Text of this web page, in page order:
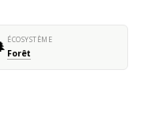
ÉCOSYSTÈME
Forêt